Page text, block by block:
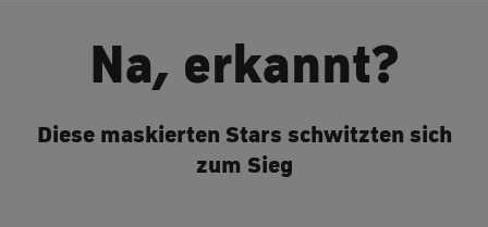
Na, erkannt?
Diese maskierten Stars schwitzten sich
zum Sieg